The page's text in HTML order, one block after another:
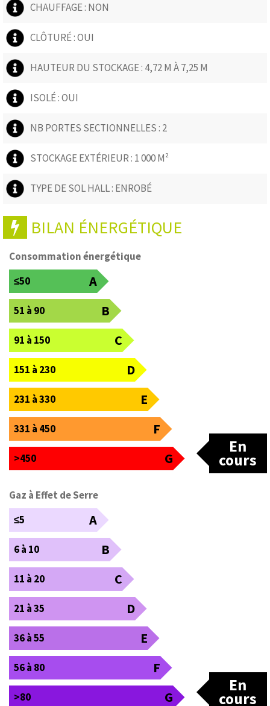
CHAUFFAGE : NON
CLÔTURÉ : OUI
HAUTEUR DU STOCKAGE : 4,72 M À 7,25 M
ISOLÉ : OUI
NB PORTES SECTIONNELLES : 2
STOCKAGE EXTÉRIEUR : 1 000 M²
TYPE DE SOL HALL : ENROBÉ
BILAN ÉNERGÉTIQUE
En
cours
Consommation énergétique
≤50
A
51 à 90 B
91 à 150 C
151 à 230 D
231 à 330 E
331 à 450 F
>450 G
En
cours
Gaz à Effet de Serre
≤5
A
6 à 10 B
11 à 20 C
21 à 35 D
36 à 55 E
56 à 80 F
>80 G